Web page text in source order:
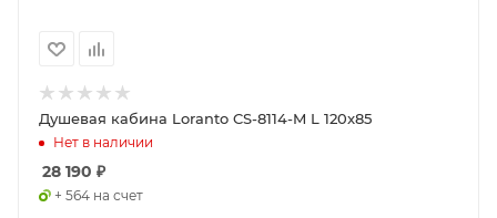
Душевая кабина Loranto CS-8114-M L 120x85
Нет в наличии
28 190 ₽
+ 564 на счет